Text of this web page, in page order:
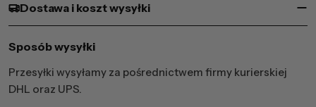
Dostawa i koszt wysyłki
Sposób wysyłki
Przesyłki wysyłamy za pośrednictwem firmy kurierskiej
DHL oraz UPS.